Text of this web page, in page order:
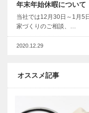
年末年始休暇について
当社では12月30日～1月5
家づくりのご相談、…
2020.12.29
オススメ記事